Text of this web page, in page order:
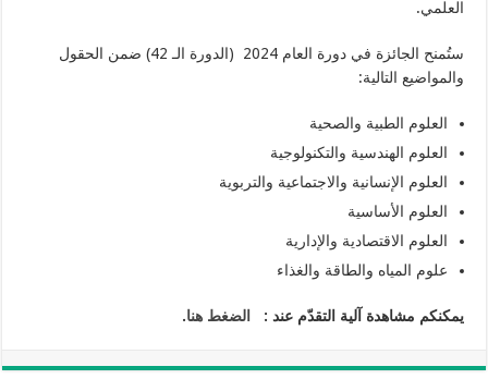
العلمي.
ستُمنح الجائزة في دورة العام 2024 (الدورة الـ 42) ضمن الحقول
والمواضيع التالية:
العلوم الطبية والصحية
العلوم الهندسية والتكنولوجية
العلوم الإنسانية والاجتماعية والتربوية
العلوم الأساسية
العلوم الاقتصادية والإدارية
علوم المياه والطاقة والغذاء
يمكنكم مشاهدة آلية التقدّم عند : الضغط هنا.